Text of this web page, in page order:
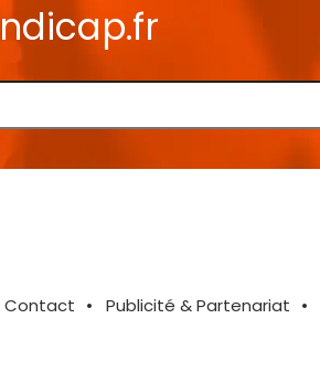
Contact Publicité & Partenariat